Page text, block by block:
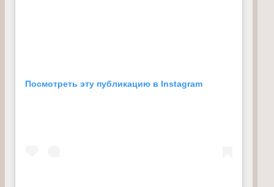
Посмотреть эту публикацию в Instagram